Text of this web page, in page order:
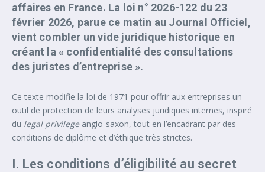
affaires en France. La loi n° 2026-122 du 23
février 2026, parue ce matin au Journal Officiel,
vient combler un vide juridique historique en
créant la « confidentialité des consultations
des juristes d’entreprise ».
Ce texte modifie la loi de 1971 pour offrir aux entreprises un
outil de protection de leurs analyses juridiques internes, inspiré
du legal privilegeanglo-saxon, tout en l’encadrant par des
conditions de diplôme et d’éthique très strictes.
I. Les conditions d’éligibilité au secret